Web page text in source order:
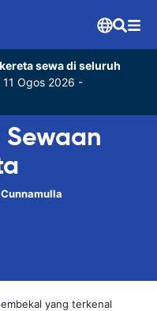
sewa di seluruh
11 Ogos 2026 -
yang terkenal